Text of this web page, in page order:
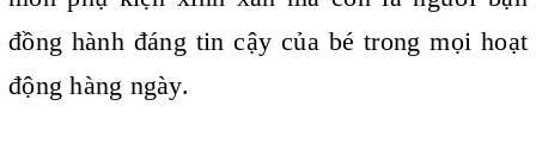
đồng hành đáng tin cậy của bé trong mọi hoạt
động hàng ngày.